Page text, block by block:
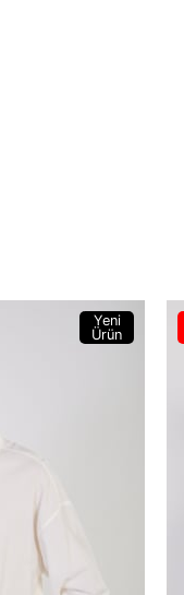
Yeni
Ürün